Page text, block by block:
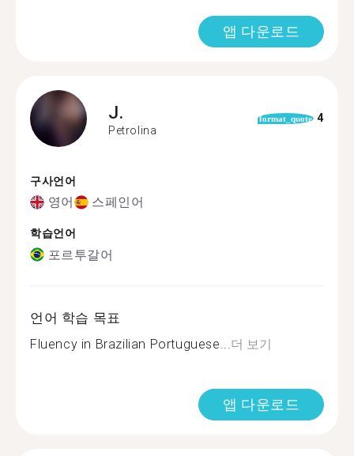
앱 다운로드
J.
Petrolina
format_quote 4
구사언어
영어 스페인어
학습언어
포르투갈어
언어 학습 목표
Fluency in Brazilian Portuguese... 더 보기
앱 다운로드